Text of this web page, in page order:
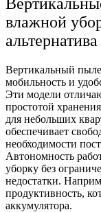
влажной
альтернатива
Вертикальный
мобильность и
Эти модели
простотой
для небольших
обеспечивает
необходимости
Автономность
уборку без
недостатки.
продуктивность,
аккумулятора.